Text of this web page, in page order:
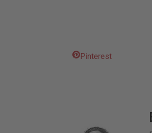
Pinterest